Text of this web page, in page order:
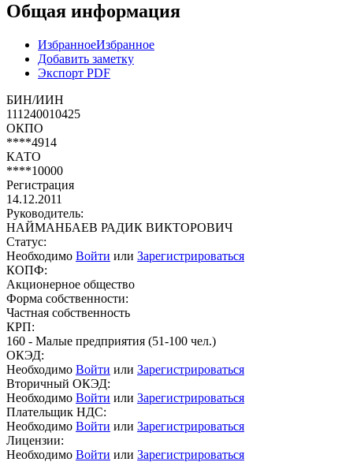
Общая информация
ИзбранноеИзбранное
Добавить заметку
Экспорт PDF
БИН/ИИН
111240010425
ОКПО
****4914
КАТО
****10000
Регистрация
14.12.2011
Руководитель:
НАЙМАНБАЕВ РАДИК ВИКТОРОВИЧ
Статус:
Необходимо Войти или Зарегистрироваться
КОПФ:
Акционерное общество
Форма собственности:
Частная собственность
КРП:
160 - Малые предприятия (51-100 чел.)
ОКЭД:
Необходимо Войти или Зарегистрироваться
Вторичный ОКЭД:
Необходимо Войти или Зарегистрироваться
Плательщик НДС:
Необходимо Войти или Зарегистрироваться
Лицензии:
Необходимо Войти или Зарегистрироваться